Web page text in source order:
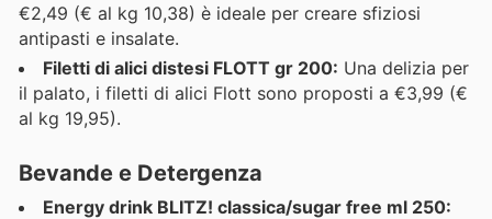
€2,49 (€ al kg 10,38) è ideale per creare sfiziosi
antipasti e insalate.
Filetti di alici distesi FLOTT gr 200: Una delizia per
il palato, i filetti di alici Flott sono proposti a €3,99 (€
al kg 19,95).
Bevande e Detergenza
Energy drink BLITZ! classica/sugar free ml 250: